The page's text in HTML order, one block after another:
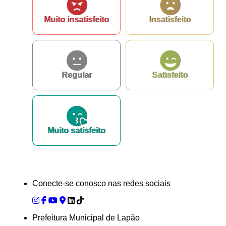
e-SIC
Ouvidoria
Muito insatisfeito Insatisfeito
Regular Satisfeito
Muito satisfeito
Conecte-se conosco nas redes sociais
Prefeitura Municipal de Lapão